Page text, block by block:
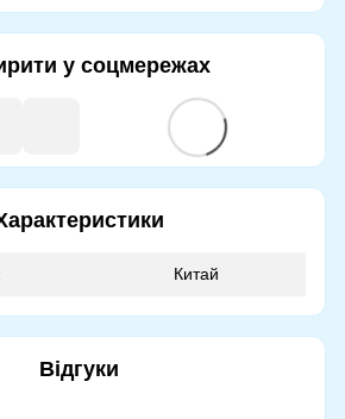
у соцмережах
Китай
Відгуки